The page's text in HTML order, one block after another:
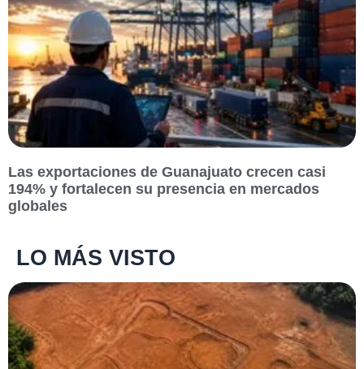
Las exportaciones de Guanajuato crecen casi
194% y fortalecen su presencia en mercados
globales
LO MÁS VISTO